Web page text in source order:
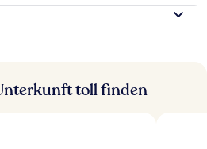
toll finden